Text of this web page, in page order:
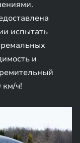
испытать
и
км/ч!